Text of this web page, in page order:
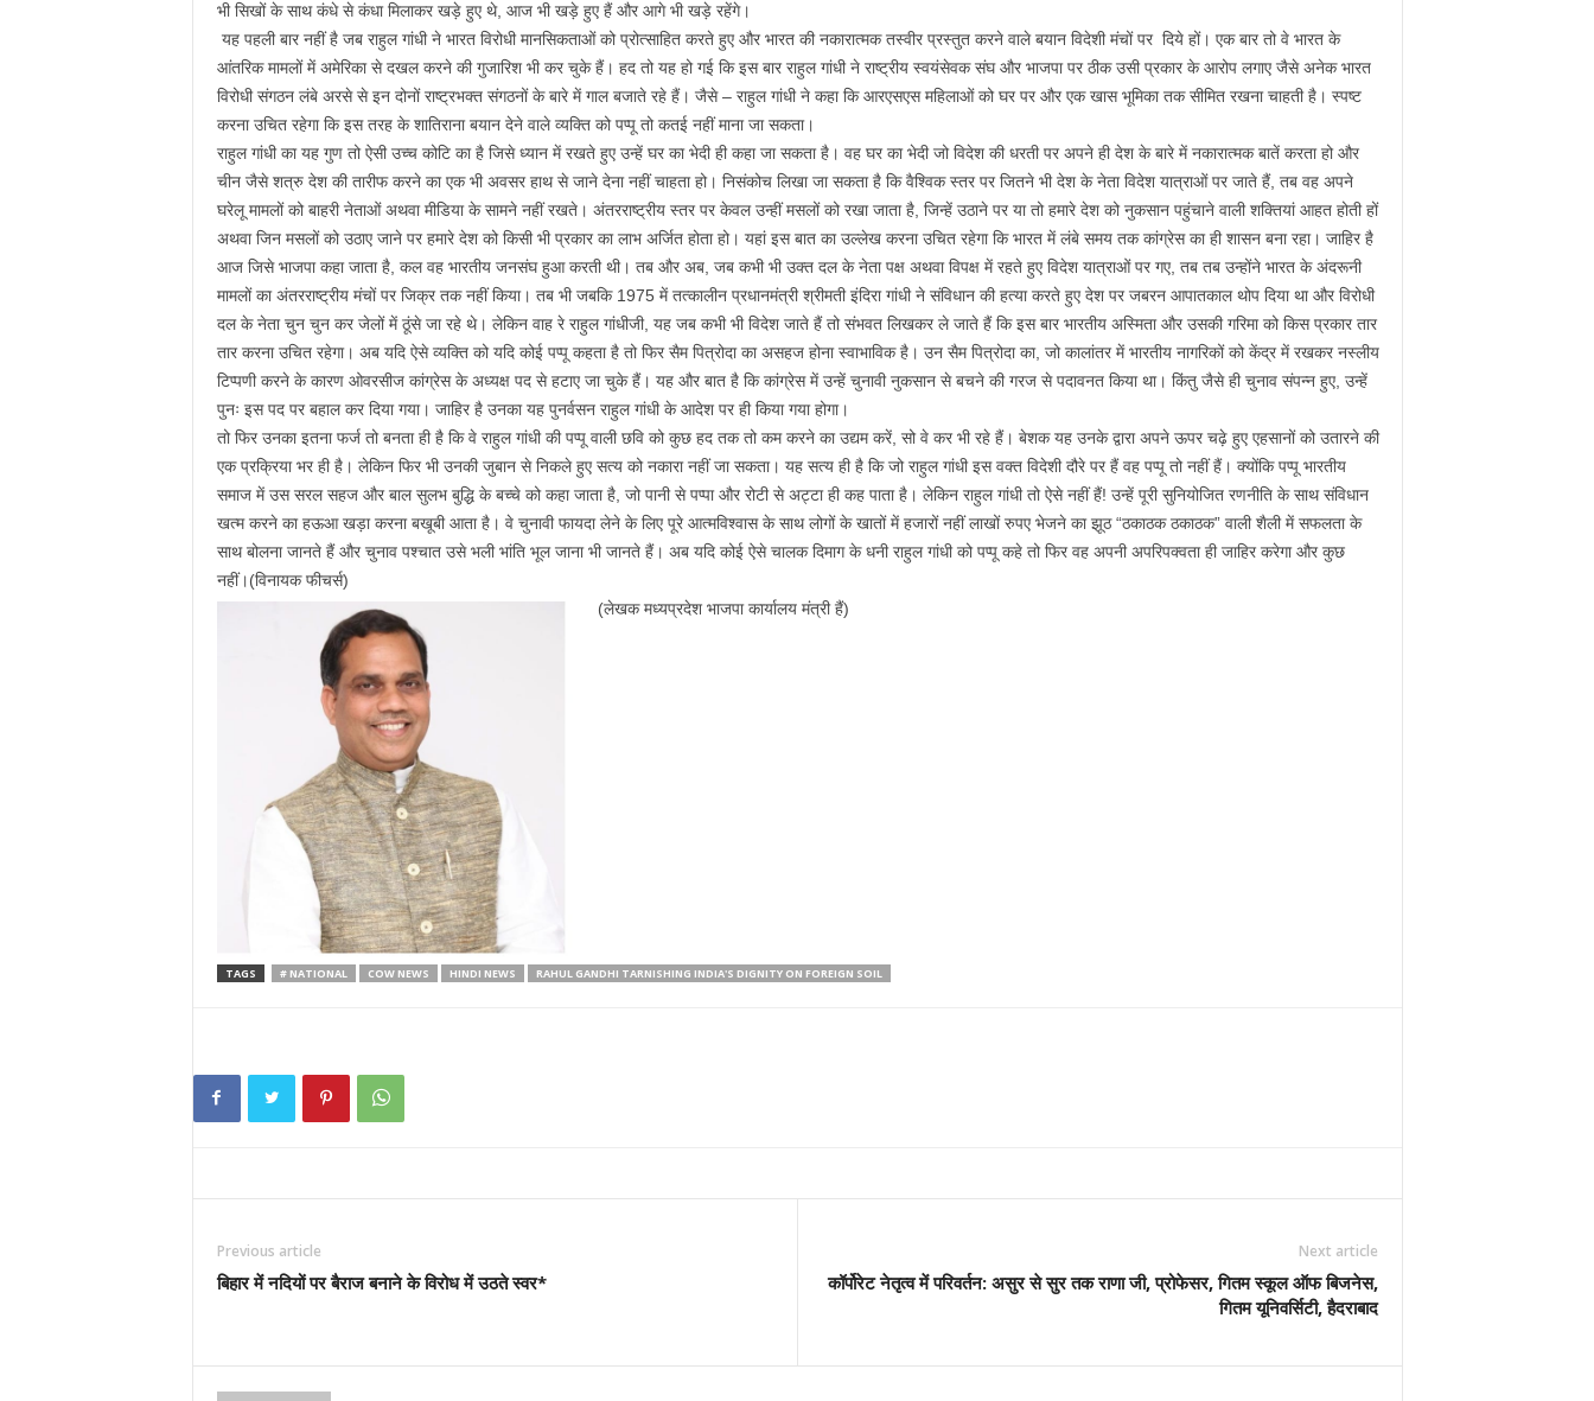
भी सिखों के साथ कंधे से कंधा मिलाकर खड़े हुए थे, आज भी खड़े हुए हैं और आगे भी खड़े रहेंगे।
यह पहली बार नहीं है जब राहुल गांधी ने भारत विरोधी मानसिकताओं को प्रोत्साहित करते हुए और भारत की नकारात्मक तस्वीर प्रस्तुत करने वाले बयान विदेशी मंचों पर दिये हों। एक बार तो वे भारत के
आंतरिक मामलों में अमेरिका से दखल करने की गुजारिश भी कर चुके हैं। हद तो यह हो गई कि इस बार राहुल गांधी ने राष्ट्रीय स्वयंसेवक संघ और भाजपा पर ठीक उसी प्रकार के आरोप लगाए जैसे अनेक भारत
विरोधी संगठन लंबे अरसे से इन दोनों राष्ट्रभक्त संगठनों के बारे में गाल बजाते रहे हैं। जैसे – राहुल गांधी ने कहा कि आरएसएस महिलाओं को घर पर और एक खास भूमिका तक सीमित रखना चाहती है। स्पष्ट
करना उचित रहेगा कि इस तरह के शातिराना बयान देने वाले व्यक्ति को पप्पू तो कतई नहीं माना जा सकता।
राहुल गांधी का यह गुण तो ऐसी उच्च कोटि का है जिसे ध्यान में रखते हुए उन्हें घर का भेदी ही कहा जा सकता है। वह घर का भेदी जो विदेश की धरती पर अपने ही देश के बारे में नकारात्मक बातें करता हो और
चीन जैसे शत्रु देश की तारीफ करने का एक भी अवसर हाथ से जाने देना नहीं चाहता हो। निसंकोच लिखा जा सकता है कि वैश्विक स्तर पर जितने भी देश के नेता विदेश यात्राओं पर जाते हैं, तब वह अपने
घरेलू मामलों को बाहरी नेताओं अथवा मीडिया के सामने नहीं रखते। अंतरराष्ट्रीय स्तर पर केवल उन्हीं मसलों को रखा जाता है, जिन्हें उठाने पर या तो हमारे देश को नुकसान पहुंचाने वाली शक्तियां आहत होती हों
अथवा जिन मसलों को उठाए जाने पर हमारे देश को किसी भी प्रकार का लाभ अर्जित होता हो। यहां इस बात का उल्लेख करना उचित रहेगा कि भारत में लंबे समय तक कांग्रेस का ही शासन बना रहा। जाहिर है
आज जिसे भाजपा कहा जाता है, कल वह भारतीय जनसंघ हुआ करती थी। तब और अब, जब कभी भी उक्त दल के नेता पक्ष अथवा विपक्ष में रहते हुए विदेश यात्राओं पर गए, तब तब उन्होंने भारत के अंदरूनी
मामलों का अंतरराष्ट्रीय मंचों पर जिक्र तक नहीं किया। तब भी जबकि 1975 में तत्कालीन प्रधानमंत्री श्रीमती इंदिरा गांधी ने संविधान की हत्या करते हुए देश पर जबरन आपातकाल थोप दिया था और विरोधी
दल के नेता चुन चुन कर जेलों में ठूंसे जा रहे थे। लेकिन वाह रे राहुल गांधीजी, यह जब कभी भी विदेश जाते हैं तो संभवत लिखकर ले जाते हैं कि इस बार भारतीय अस्मिता और उसकी गरिमा को किस प्रकार तार
तार करना उचित रहेगा। अब यदि ऐसे व्यक्ति को यदि कोई पप्पू कहता है तो फिर सैम पित्रोदा का असहज होना स्वाभाविक है। उन सैम पित्रोदा का, जो कालांतर में भारतीय नागरिकों को केंद्र में रखकर नस्लीय
टिप्पणी करने के कारण ओवरसीज कांग्रेस के अध्यक्ष पद से हटाए जा चुके हैं। यह और बात है कि कांग्रेस में उन्हें चुनावी नुकसान से बचने की गरज से पदावनत किया था। किंतु जैसे ही चुनाव संपन्न हुए, उन्हें
पुनः इस पद पर बहाल कर दिया गया। जाहिर है उनका यह पुनर्वसन राहुल गांधी के आदेश पर ही किया गया होगा।
तो फिर उनका इतना फर्ज तो बनता ही है कि वे राहुल गांधी की पप्पू वाली छवि को कुछ हद तक तो कम करने का उद्यम करें, सो वे कर भी रहे हैं। बेशक यह उनके द्वारा अपने ऊपर चढ़े हुए एहसानों को उतारने की
एक प्रक्रिया भर ही है। लेकिन फिर भी उनकी जुबान से निकले हुए सत्य को नकारा नहीं जा सकता। यह सत्य ही है कि जो राहुल गांधी इस वक्त विदेशी दौरे पर हैं वह पप्पू तो नहीं हैं। क्योंकि पप्पू भारतीय
समाज में उस सरल सहज और बाल सुलभ बुद्धि के बच्चे को कहा जाता है, जो पानी से पप्पा और रोटी से अट्टा ही कह पाता है। लेकिन राहुल गांधी तो ऐसे नहीं हैं! उन्हें पूरी सुनियोजित रणनीति के साथ संविधान
खत्म करने का हऊआ खड़ा करना बखूबी आता है। वे चुनावी फायदा लेने के लिए पूरे आत्मविश्वास के साथ लोगों के खातों में हजारों नहीं लाखों रुपए भेजने का झूठ “ठकाठक ठकाठक” वाली शैली में सफलता के
साथ बोलना जानते हैं और चुनाव पश्चात उसे भली भांति भूल जाना भी जानते हैं। अब यदि कोई ऐसे चालक दिमाग के धनी राहुल गांधी को पप्पू कहे तो फिर वह अपनी अपरिपक्वता ही जाहिर करेगा और कुछ
नहीं।(विनायक फीचर्स)
(लेखक मध्यप्रदेश भाजपा कार्यालय मंत्री हैं)
TAGS # NATIONAL COW NEWS HINDI NEWS RAHUL GANDHI TARNISHING INDIA'S DIGNITY ON FOREIGN SOIL
Previous article
बिहार में नदियों पर बैराज बनाने के विरोध में उठते स्वर*
Next article
कॉर्पोरेट नेतृत्व में परिवर्तन: असुर से सुर तक राणा जी, प्रोफेसर, गितम स्कूल ऑफ बिजनेस,
गितम यूनिवर्सिटी, हैदराबाद